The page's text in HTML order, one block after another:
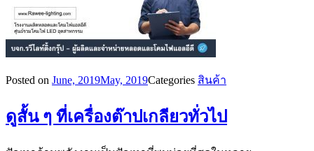
Posted on June, 2019May, 2019Categories สินค้า
ดูสั้น ๆ ที่เครื่องต๊าปเกลียวทั่วไป